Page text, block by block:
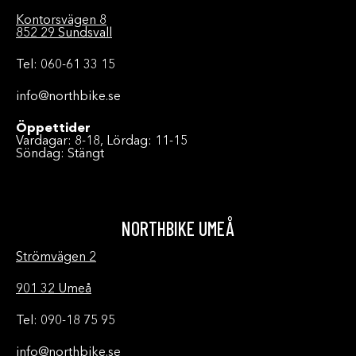
Kontorsvägen 8
852 29 Sundsvall
Tel: 060-61 33 15
info@northbike.se
Öppettider
Vardagar: 8-18, Lördag: 11-15
Söndag: Stängt
NORTHBIKE UMEÅ
Strömvägen 2
901 32 Umeå
Tel: 090-18 75 95
info@northbike.se